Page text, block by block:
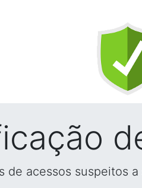
de acessos suspeitos